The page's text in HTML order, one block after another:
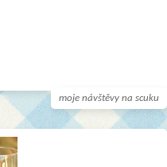
moje návštěvy na scuku